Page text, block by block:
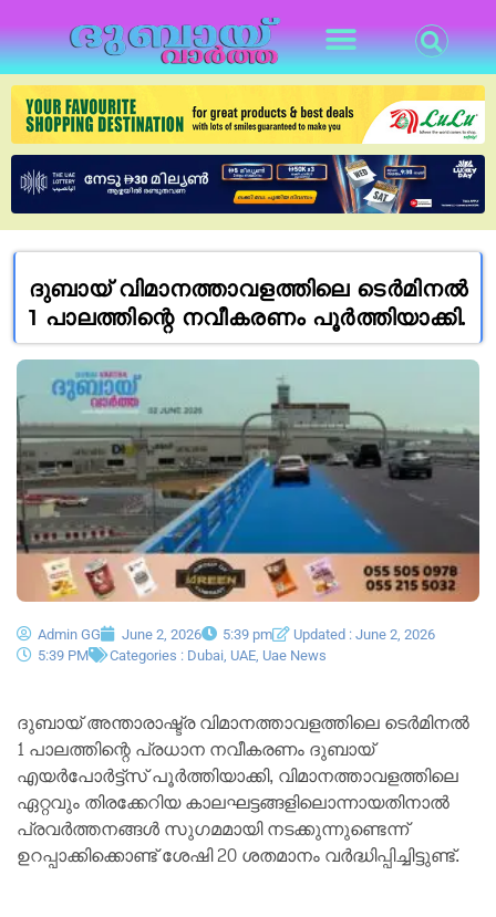
ദുബായ് വിമാനത്താവളത്തിലെ ടെർമിനൽ
1 പാലത്തിന്റെ നവീകരണം പൂർത്തിയാക്കി.
Admin GG June 2, 2026 5:39 pm
Updated : June 2, 2026
5:39 PM
Categories : Dubai UAE Uae News
ദുബായ് അന്താരാഷ്ട്ര വിമാനത്താവളത്തിലെ ടെർമിനൽ
1 പാലത്തിന്റെ പ്രധാന നവീകരണം ദുബായ്
എയർപോർട്ട്സ് പൂർത്തിയാക്കി, വിമാനത്താവളത്തിലെ
ഏറ്റവും തിരക്കേറിയ കാലഘട്ടങ്ങളിലൊന്നായതിനാൽ
പ്രവർത്തനങ്ങൾ സുഗമമായി നടക്കുന്നുണ്ടെന്ന്
ഉറപ്പാക്കിക്കൊണ്ട് ശേഷി 20 ശതമാനം വർദ്ധിപ്പിച്ചിട്ടുണ്ട്.